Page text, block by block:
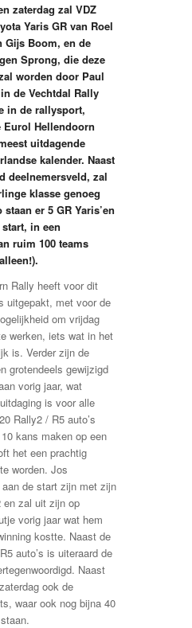
zaterdag zal VDZ
Yaris GR van Roel
Gijs Boom, en de
Sprong, die deze
worden door Paul
de Vechtdal Rally
in de rallysport,
Eurol Hellendoorn
uitdagende
kalender. Naast
deelnemersveld, zal
klasse genoeg
er 5 GR Yaris’en
start, in een
ruim 100 teams
Rally heeft voor dit
uitgepakt, met voor de
om vrijdag
werken, iets wat in het
is. Verder zijn de
grotendeels gewijzigd
vorig jaar, wat
is voor alle
Rally2 / R5 auto’s
kans maken op een
het een prachtig
worden. Jos
de start zijn met zijn
en zal uit zijn op
vorig jaar wat hem
kostte. Naast de
auto’s is uiteraard de
Naast
ook de
waar ook nog bijna 40